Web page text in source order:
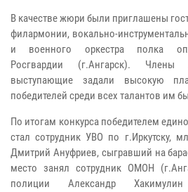
В качестве жюри были приглашены
филармонии, вокально-
и военного оркестра полка
Росгвардии (г.Ангарск). Члены
выступающие задали высокую
победителей среди всех талантов им
По итогам конкурса победителем
стал сотрудник УВО по г.Иркутску,
Дмитрий Ануфриев,сыгравший на
место занял сотрудник ОМОН
полиции Александр Хакимулин